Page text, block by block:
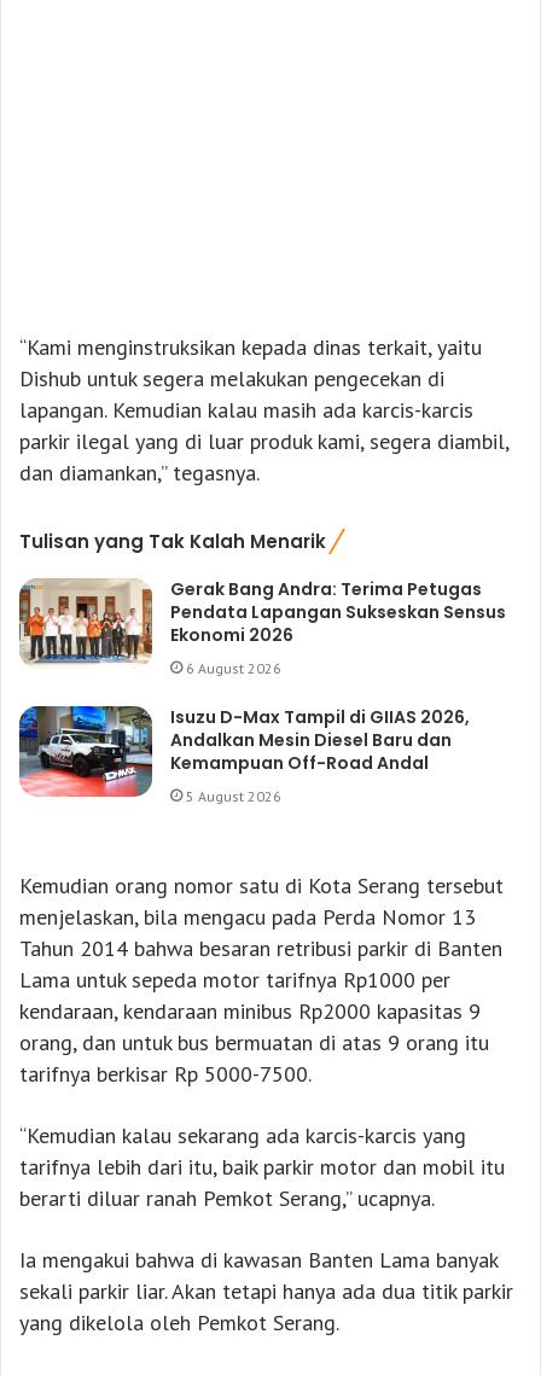
“Kami menginstruksikan kepada dinas terkait, yaitu
Dishub untuk segera melakukan pengecekan di
lapangan. Kemudian kalau masih ada karcis-karcis
parkir ilegal yang di luar produk kami, segera diambil,
dan diamankan,” tegasnya.
Tulisan yang Tak Kalah Menarik
Gerak Bang Andra: Terima Petugas
Pendata Lapangan Sukseskan Sensus
Ekonomi 2026
6 August 2026
Isuzu D-Max Tampil di GIIAS 2026,
Andalkan Mesin Diesel Baru dan
Kemampuan Off-Road Andal
5 August 2026
Kemudian orang nomor satu di Kota Serang tersebut
menjelaskan, bila mengacu pada Perda Nomor 13
Tahun 2014 bahwa besaran retribusi parkir di Banten
Lama untuk sepeda motor tarifnya Rp1000 per
kendaraan, kendaraan minibus Rp2000 kapasitas 9
orang, dan untuk bus bermuatan di atas 9 orang itu
tarifnya berkisar Rp 5000-7500.
“Kemudian kalau sekarang ada karcis-karcis yang
tarifnya lebih dari itu, baik parkir motor dan mobil itu
berarti diluar ranah Pemkot Serang,” ucapnya.
Ia mengakui bahwa di kawasan Banten Lama banyak
sekali parkir liar. Akan tetapi hanya ada dua titik parkir
yang dikelola oleh Pemkot Serang.